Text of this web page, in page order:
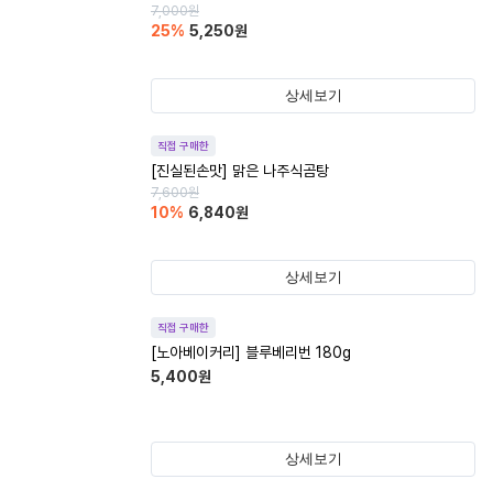
7,000원
25% 5,250원
상세보기
직접 구매한
[진실된손맛] 맑은 나주식곰탕
7,600원
10% 6,840원
상세보기
직접 구매한
[노아베이커리] 블루베리번 180g
5,400원
상세보기